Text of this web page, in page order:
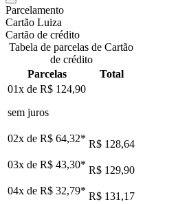
Parcelamento
Cartão Luiza
Cartão de crédito
Tabela de parcelas de Cartão
de crédito
Parcelas
Total
01x de R$ 124,90
sem juros
02x de R$ 64,32* R$ 128,64
03x de R$ 43,30* R$ 129,90
04x de R$ 32,79* R$ 131,17